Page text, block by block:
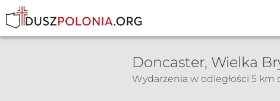
Doncaster, Wielka
Wydarzenia w odległości 5